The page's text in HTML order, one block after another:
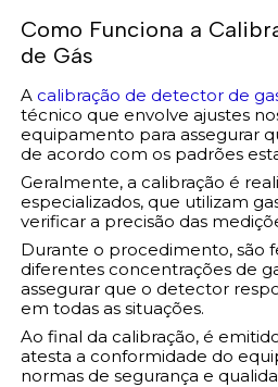
Como Funciona a
de Gás
A calibração de detector de
técnico que envolve ajustes
equipamento para assegurar
de acordo com os padrões
Geralmente, a calibração é
especializados, que utilizam
verificar a precisão das
Durante o procedimento, são
diferentes concentrações de
assegurar que o detector
em todas as situações.
Ao final da calibração, é
atesta a conformidade do
normas de segurança e